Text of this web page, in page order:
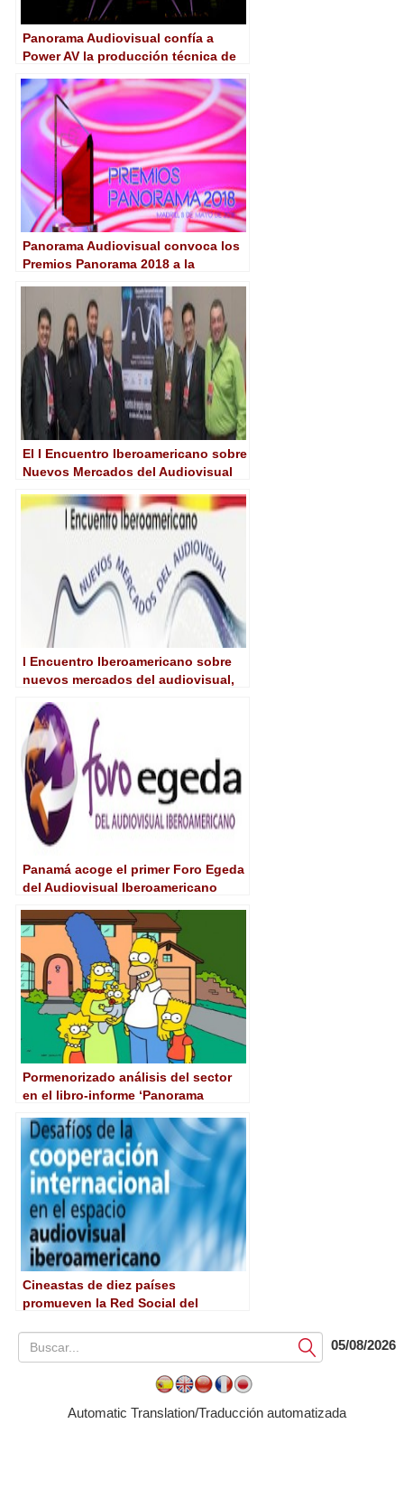
Panorama Audiovisual confía a
Power AV la producción técnica de
Premios Panorama
Panorama Audiovisual convoca los
Premios Panorama 2018 a la
audiovisual
El I Encuentro Iberoamericano sobre
Nuevos Mercados del Audiovisual
I Encuentro Iberoamericano sobre
nuevos mercados del audiovisual,
Panamá acoge el primer Foro Egeda
del Audiovisual Iberoamericano
Pormenorizado análisis del sector
en el libro-informe ‘Panorama
Cineastas de diez países
promueven la Red Social del
Submit05/08/2026
Automatic Translation/Traducción automatizada